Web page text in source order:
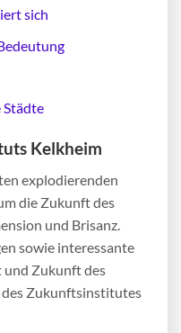
sich
Städte
Kelkheim
explodierenden
die Zukunft des
und Brisanz.
sowie interessante
und Zukunft des
Zukunftsinstitutes